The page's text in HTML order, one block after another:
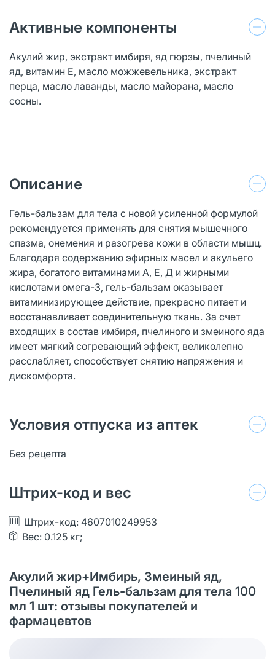
Активные компоненты
Акулий жир, экстракт имбиря, яд гюрзы, пчелиный
яд, витамин Е, масло можжевельника, экстракт
перца, масло лаванды, масло майорана, масло
сосны.
Описание
Гель-бальзам для тела с новой усиленной формулой
рекомендуется применять для снятия мышечного
спазма, онемения и разогрева кожи в области мышц.
Благодаря содержанию эфирных масел и акульего
жира, богатого витаминами А, Е, Д и жирными
кислотами омега-3, гель-бальзам оказывает
витаминизирующее действие, прекрасно питает и
восстанавливает соединительную ткань. За счет
входящих в состав имбиря, пчелиного и змеиного яда
имеет мягкий согревающий эффект, великолепно
расслабляет, способствует снятию напряжения и
дискомфорта.
Условия отпуска из аптек
Без рецепта
Штрих-код и вес
Штрих-код: 4607010249953
Вес: 0.125 кг;
Акулий жир+Имбирь, Змеиный яд,
Пчелиный яд Гель-бальзам для тела 100
мл 1 шт: отзывы покупателей и
фармацевтов